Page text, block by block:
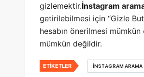
gizlemektir.İnstagram
getirilebilmesi için “Gizle
hesabın önerilmesi
mümkün değildir.
ETIKETLER İNSTAGRAM ARAMA